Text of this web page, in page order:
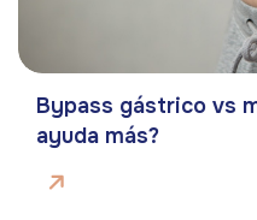
Bypass gástrico vs
ayuda más?